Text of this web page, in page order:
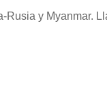
Rusia y Myanmar.